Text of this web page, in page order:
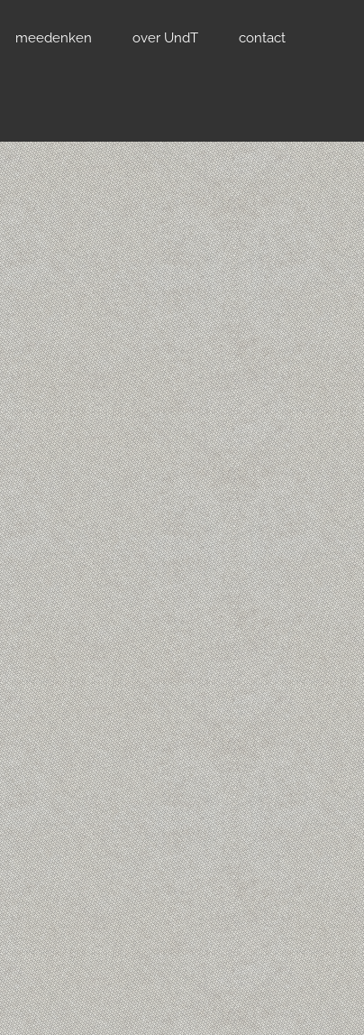
meedenken over UndT contact